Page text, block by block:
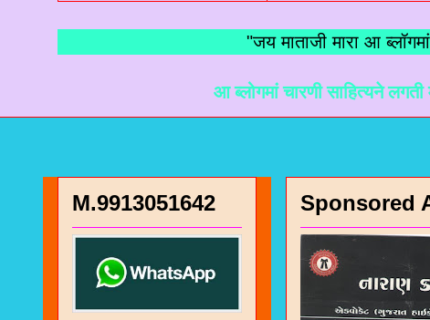
"जय माताजी मारा आ ब्लॉगमां
आ ब्लोगमां चारणी साहित्यने लगती माहिती
Sponsored
M.9913051642